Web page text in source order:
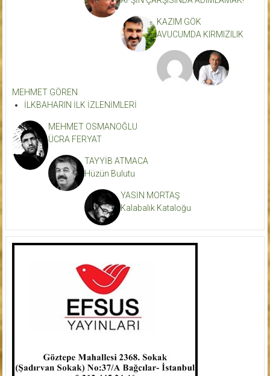
KAZIM GÖK
AVUCUMDA KIRMIZILIK
MEHMET GÖREN
İLKBAHARIN İLK İZLENİMLERİ
MEHMET OSMANOĞLU
ÜCRA FERYAT
TAYYİB ATMACA
Hüzün Bulutu
YASİN MORTAŞ
Kalabalık Kataloğu